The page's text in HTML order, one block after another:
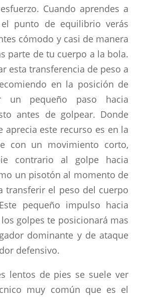
Cuando aprendes a
punto de equilibrio verás
cómodo y casi de manera
parte de tu cuerpo a la bola.
esta transferencia de peso a
en la posición de
un pequeño paso hacia
antes de golpear. Donde
aprecia este recurso es en la
con un movimiento corto,
contrario al golpe hacia
un pisotón al momento de
transferir el peso del cuerpo
pequeño impulso hacia
golpes te posicionará mas
dominante y de ataque
defensivo.
lentos de pies se suele ver
muy común que es el